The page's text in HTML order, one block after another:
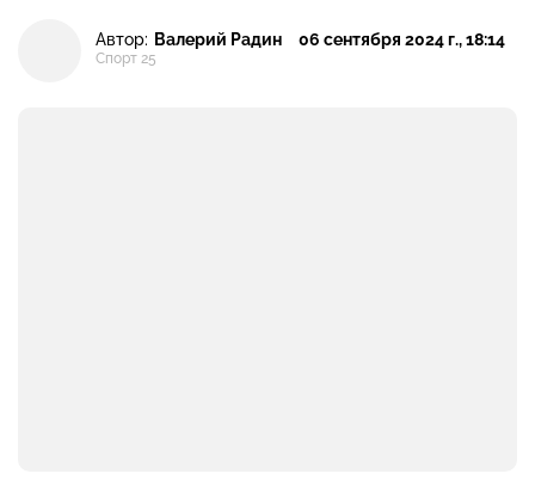
Автор: Валерий Радин
Спорт 25
06 сентября 2024 г., 18:14